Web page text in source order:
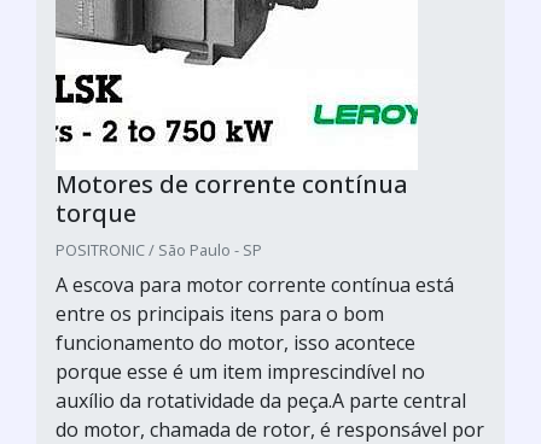
Motores de corrente contínua
torque
POSITRONIC / São Paulo - SP
A escova para motor corrente contínua está
entre os principais itens para o bom
funcionamento do motor, isso acontece
porque esse é um item imprescindível no
auxílio da rotatividade da peça.A parte central
do motor, chamada de rotor, é responsável por